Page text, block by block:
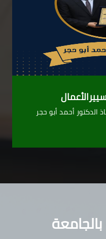
الدكتور أحمد أبو حجر